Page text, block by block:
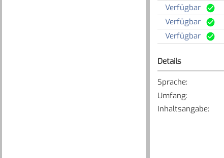
Verfügbar
Verfügbar
Verfügbar
Details
Sprache:
Umfang:
Inhaltsangabe: